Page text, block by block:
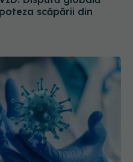
scăpării din